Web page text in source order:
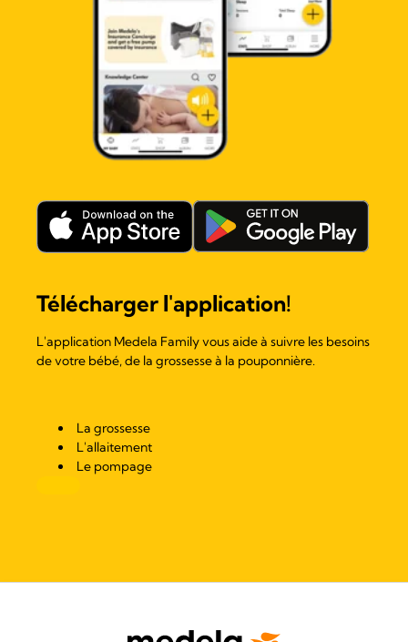
Télécharger l'application!
L'application Medela Family vous aide à suivre les besoins
de votre bébé, de la grossesse à la pouponnière.
La grossesse
L'allaitement
Le pompage